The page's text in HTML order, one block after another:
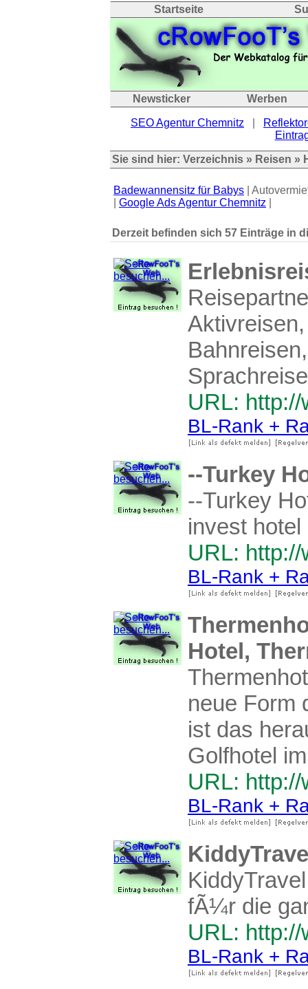
Startseite
Newsticker Werben
SEO Agentur Chemnitz
Sie sind hier: Verzeichnis » Reisen »
Badewannensitz für Babys |
Google Ads Agentur Chemnitz
Derzeit befinden sich 57 Einträge in
URL:
BL-Rank +
--Turkey
--Turkey
invest
URL:
BL-Rank +
Hotel,
neue Form
ist das
Golfhotel
URL:
BL-Rank +
fÃ¼r die
URL:
BL-Rank +